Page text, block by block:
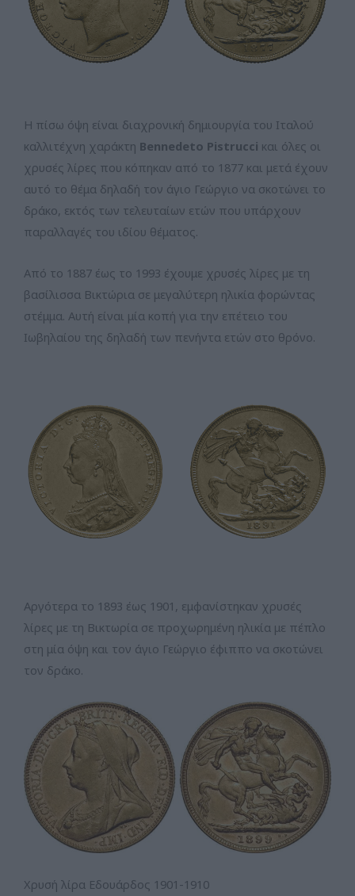
Η πίσω όψη είναι διαχρονική δημιουργία του Ιταλού
καλλιτέχνη χαράκτη Bennedeto Pistrucci και όλες οι
χρυσές λίρες που κόπηκαν από το 1877 και μετά έχουν
αυτό το θέμα δηλαδή τον άγιο Γεώργιο να σκοτώνει το
δράκο, εκτός των τελευταίων ετών που υπάρχουν
παραλλαγές του ιδίου θέματος.
Από το 1887 έως το 1993 έχουμε χρυσές λίρες με τη
βασίλισσα Βικτώρια σε μεγαλύτερη ηλικία φορώντας
στέμμα. Αυτή είναι μία κοπή για την επέτειο του
Ιωβηλαίου της δηλαδή των πενήντα ετών στο θρόνο.
Αργότερα το 1893 έως 1901, εμφανίστηκαν χρυσές
λίρες με τη Βικτωρία σε προχωρημένη ηλικία με πέπλο
στη μία όψη και τον άγιο Γεώργιο έφιππο να σκοτώνει
τον δράκο.
Χρυσή λίρα Εδουάρδος 1901-1910